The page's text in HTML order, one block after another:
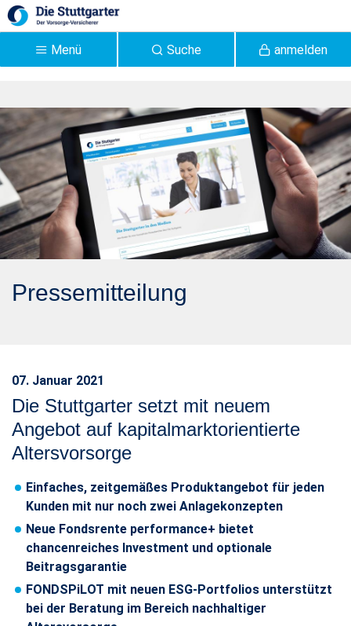
Zum Hauptinhalt springen
anmelden
Suche
Menü
Die Stuttgarter setzt mit
neuem Angebot auf
kapitalmarktorientierte
Altersvorsorge -
Stuttgarter
Pressemitteilung
07. Januar 2021
Die Stuttgarter setzt mit neuem
Angebot auf kapitalmarktorientierte
Altersvorsorge
Einfaches, zeitgemäßes Produktangebot für jeden
Kunden mit nur noch zwei Anlagekonzepten
Neue Fondsrente performance+ bietet
chancenreiches Investment und optionale
Beitragsgarantie
FONDSPiLOT mit neuen ESG-Portfolios unterstützt
bei der Beratung im Bereich nachhaltiger